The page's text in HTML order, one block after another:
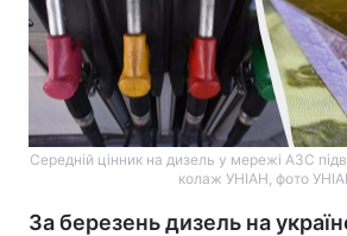
Середній цінник на дизель у мережі АЗС
колаж УНІАН, фото
За березень дизель на